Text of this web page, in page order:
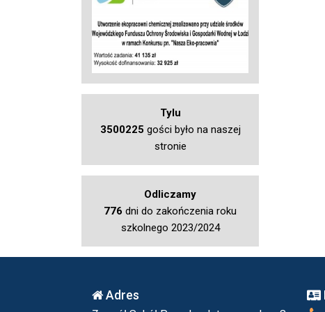
Tylu
3500225 gości było na naszej
stronie
Odliczamy
776 dni do zakończenia roku
szkolnego 2023/2024
Adres